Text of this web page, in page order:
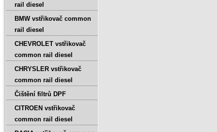
rail diesel
BMW vstřikovač common
rail diesel
CHEVROLET vstřikovač
common rail diesel
CHRYSLER vstřikovač
common rail diesel
Čištění filtrů DPF
CITROEN vstřikovač
common rail diesel